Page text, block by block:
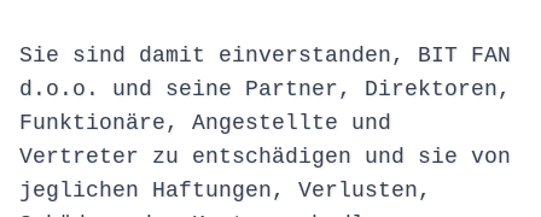
Sie sind damit einverstanden, BIT FAN
d.o.o. und seine Partner, Direktoren,
Funktionäre, Angestellte und
Vertreter zu entschädigen und sie von
jeglichen Haftungen, Verlusten,